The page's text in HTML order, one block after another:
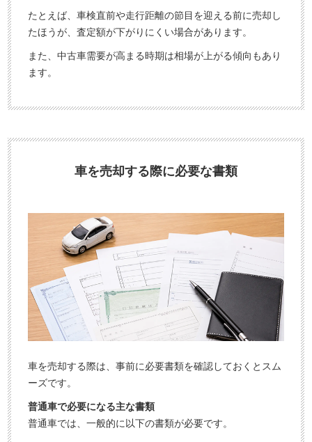
たとえば、車検直前や走行距離の節目を迎える前に売却し
たほうが、査定額が下がりにくい場合があります。
また、中古車需要が高まる時期は相場が上がる傾向もあり
ます。
車を売却する際に必要な書類
車を売却する際は、事前に必要書類を確認しておくとスム
ーズです。
普通車で必要になる主な書類
普通車では、一般的に以下の書類が必要です。